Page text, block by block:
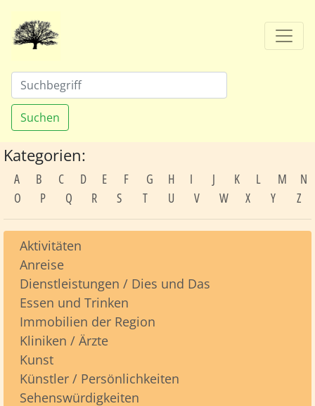
Suchen
Kategorien:
A B C D E F G H I J K L M
N
O
P Q R S T U V W X Y Z
Aktivitäten
Anreise
Dienstleistungen / Dies und Das
Essen und Trinken
Immobilien der Region
Kliniken / Ärzte
Kunst
Künstler / Persönlichkeiten
Sehenswürdigkeiten